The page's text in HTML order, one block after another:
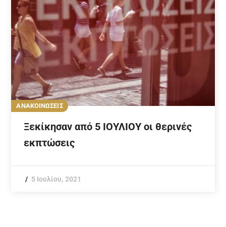
ΑΝΑΚΟΙΝΩΣΕΙΣ
Ξεκίκησαν από 5 ΙΟΥΛΙΟΥ οι θερινές
εκπτώσεις
5 Ιουλίου, 2021